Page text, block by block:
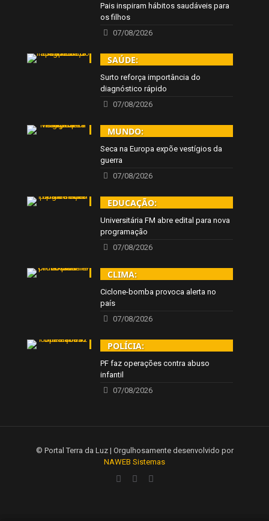
Pais inspiram hábitos saudáveis para
os filhos
07/08/2026
SAÚDE:
Surto reforça importância do
diagnóstico rápido
07/08/2026
MUNDO:
Seca na Europa expõe vestígios da
guerra
07/08/2026
EDUCAÇÃO:
Universitária FM abre edital para nova
programação
07/08/2026
CLIMA:
Ciclone-bomba provoca alerta no
país
07/08/2026
POLÍCIA:
PF faz operações contra abuso
infantil
07/08/2026
© Portal Terra da Luz | Orgulhosamente desenvolvido por
NAWEB Sistemas